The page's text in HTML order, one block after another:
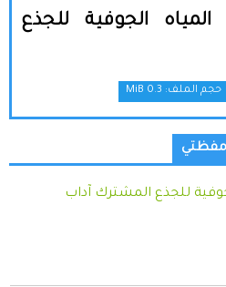
الجوفية للجذع
حجم الملف: 0.3 MiB
مفظتي
للجذع المشترك آداب